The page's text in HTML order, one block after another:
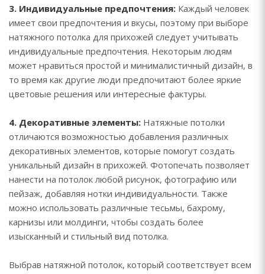
3. Индивидуальные предпочтения: Каждый человек
имеет свои предпочтения и вкусы, поэтому при выборе
натяжного потолка для прихожей следует учитывать
индивидуальные предпочтения. Некоторым людям
может нравиться простой и минималистичный дизайн, в
то время как другие люди предпочитают более яркие
цветовые решения или интересные фактуры.
4. Декоративные элементы: Натяжные потолки
отличаются возможностью добавления различных
декоративных элементов, которые помогут создать
уникальный дизайн в прихожей. Фотопечать позволяет
нанести на потолок любой рисунок, фотографию или
пейзаж, добавляя нотки индивидуальности. Также
можно использовать различные тесьмы, бахрому,
карнизы или молдинги, чтобы создать более
изысканный и стильный вид потолка.
Выбрав натяжной потолок, который соответствует всем